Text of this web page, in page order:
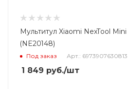
Мультитул Xiaomi NexTool
(NE20148)
Под заказ Арт.: 6973907630813
1 849 руб./шт